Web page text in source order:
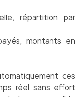
répartition par
montants en
ces
réel sans effort